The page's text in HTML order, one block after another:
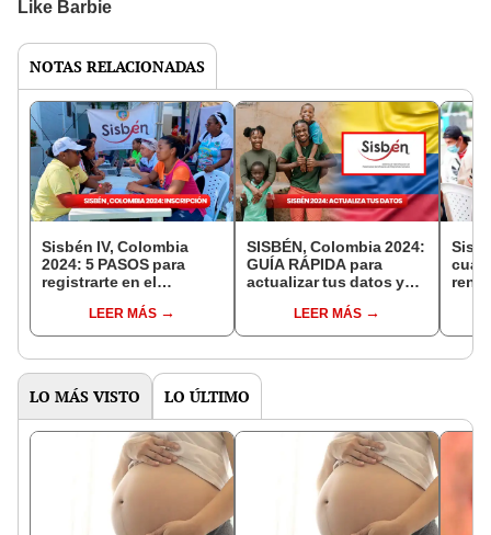
NOTAS RELACIONADAS
Sisbén IV, Colombia
2024: 5 PASOS para
registrarte en el
los beneficios del
Gobierno
LEER MÁS
SISBÉN, Colombia 2024:
GUÍA RÁPIDA para
actualizar tus datos y
GobiernoLEER MÁS
LO MÁS VISTO LO ÚLTIMO